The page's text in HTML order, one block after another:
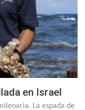
en Israel
La espada de